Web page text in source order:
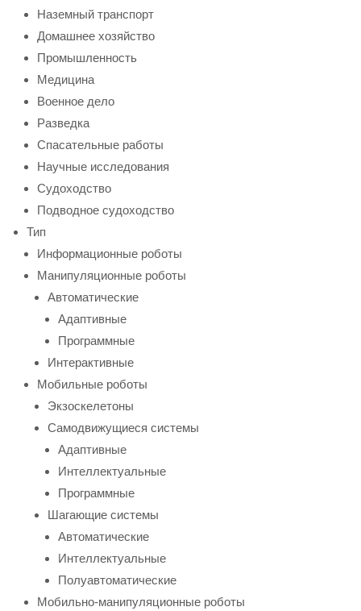
Наземный транспорт
Домашнее хозяйство
Промышленность
Медицина
Военное дело
Разведка
Спасательные работы
Научные исследования
Судоходство
Подводное судоходство
Тип
Информационные роботы
Манипуляционные роботы
Автоматические
Адаптивные
Программные
Интерактивные
Мобильные роботы
Экзоскелетоны
Самодвижущиеся системы
Адаптивные
Интеллектуальные
Программные
Шагающие системы
Автоматические
Интеллектуальные
Полуавтоматические
Мобильно-манипуляционные роботы